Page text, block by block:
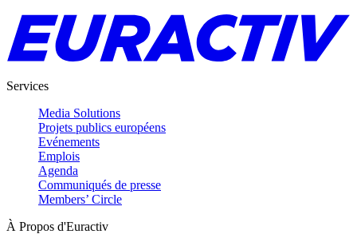
Services
Media Solutions
Projets publics européens
Evénements
Emplois
Agenda
Communiqués de presse
Members’ Circle
À Propos d'Euractiv